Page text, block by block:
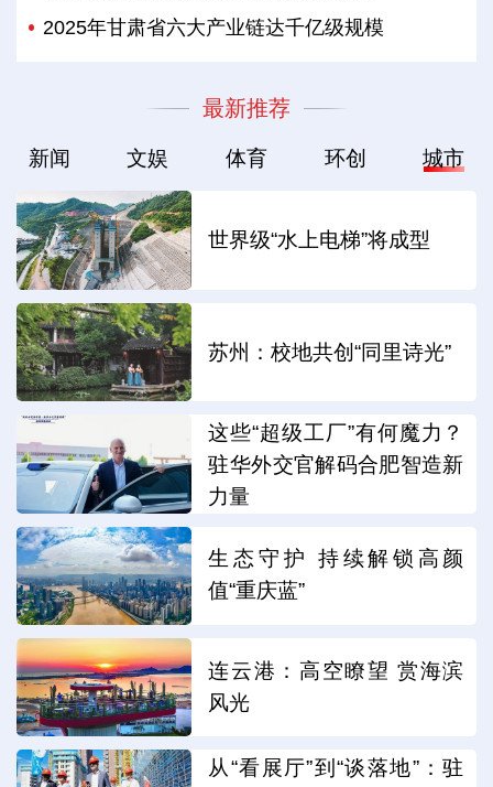
2025年甘肃省六大产业链达千亿级规模
最新推荐
新闻 文娱 体育 环创 城市
世界级“水上电梯”将成型
苏州：校地共创“同里诗光”
这些“超级工厂”有何魔力？
驻华外交官解码合肥智造新
力量
生态守护 持续解锁高颜
值“重庆蓝”
连云港：高空瞭望 赏海滨
风光
从“看展厅”到“谈落地”：驻